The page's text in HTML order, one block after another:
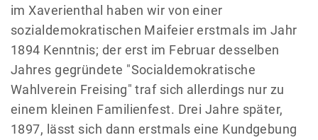
im Xaverienthal haben wir von einer
sozialdemokratischen Maifeier erstmals im Jahr
1894 Kenntnis; der erst im Februar desselben
Jahres gegründete "Socialdemokratische
Wahlverein Freising" traf sich allerdings nur zu
einem kleinen Familienfest. Drei Jahre später,
1897, lässt sich dann erstmals eine Kundgebung